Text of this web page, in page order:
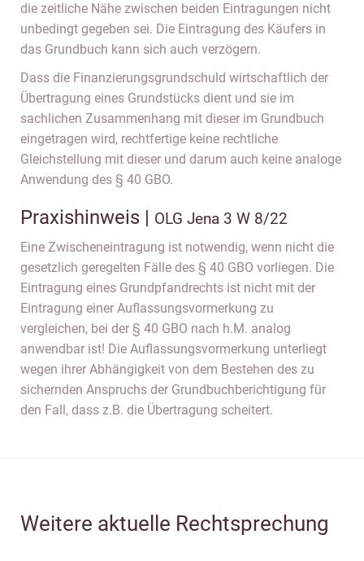
die zeitliche Nähe zwischen beiden Eintragungen nicht
unbedingt gegeben sei. Die Eintragung des Käufers in
das Grundbuch kann sich auch verzögern.
Dass die Finanzierungsgrundschuld wirtschaftlich der
Übertragung eines Grundstücks dient und sie im
sachlichen Zusammenhang mit dieser im Grundbuch
eingetragen wird, rechtfertige keine rechtliche
Gleichstellung mit dieser und darum auch keine analoge
Anwendung des § 40 GBO.
Praxishinweis | OLG Jena 3 W 8/22
Eine Zwischeneintragung ist notwendig, wenn nicht die
gesetzlich geregelten Fälle des § 40 GBO vorliegen. Die
Eintragung eines Grundpfandrechts ist nicht mit der
Eintragung einer Auflassungsvormerkung zu
vergleichen, bei der § 40 GBO nach h.M. analog
anwendbar ist! Die Auflassungsvormerkung unterliegt
wegen ihrer Abhängigkeit von dem Bestehen des zu
sichernden Anspruchs der Grundbuchberichtigung für
den Fall, dass z.B. die Übertragung scheitert.
Weitere aktuelle Rechtsprechung